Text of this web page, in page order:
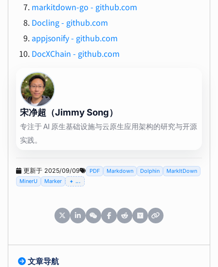
markitdown-go - github.com
Docling - github.com
appjsonify - github.com
DocXChain - github.com
宋净超（Jimmy Song）
专注于 AI 原生基础设施与云原生应用架构的研究与开源
实践。
更新于 2025/09/09 PDF Markdown Dolphin
MarkItDown
MinerU
Marker ...
文章导航